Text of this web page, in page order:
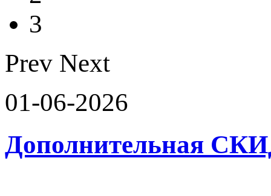
3
Prev Next
01-06-2026
Дополнительная